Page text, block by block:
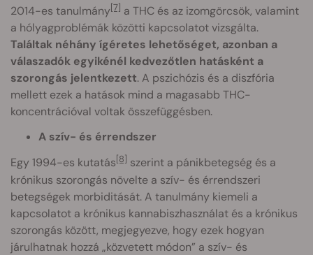
2014-es tanulmány[7] a THC és az izomgörcsök, valamint
a hólyagproblémák közötti kapcsolatot vizsgálta.
Találtak néhány ígéretes lehetőséget, azonban a
válaszadók egyikénél kedvezőtlen hatásként a
szorongás jelentkezett. A pszichózis és a diszfória
mellett ezek a hatások mind a magasabb THC-
koncentrációval voltak összefüggésben.
A szív- és érrendszer
Egy 1994-es kutatás[8] szerint a pánikbetegség és a
krónikus szorongás növelte a szív- és érrendszeri
betegségek morbiditását. A tanulmány kiemeli a
kapcsolatot a krónikus kannabiszhasználat és a krónikus
szorongás között, megjegyezve, hogy ezek hogyan
járulhatnak hozzá „közvetett módon” a szív- és